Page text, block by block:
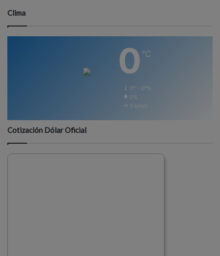
Clima
0 ℃
0º - 0º%
0%
0 km/h
Cotización Dólar Oficial